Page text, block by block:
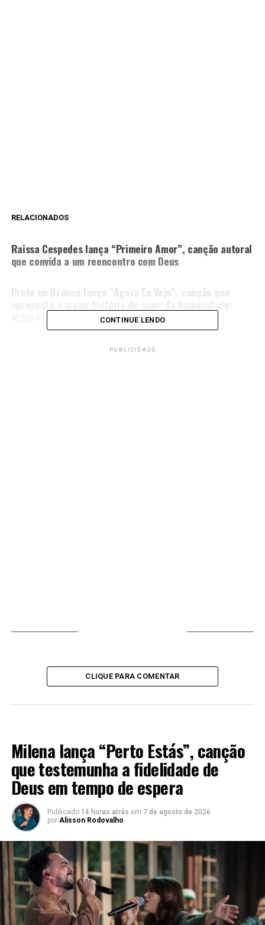
RELACIONADOS
Raissa Cespedes lança “Primeiro Amor”, canção autoral
que convida a um reencontro com Deus
Preto no Branco lança “Agora Eu Vejo”, canção que
Jesus Cristo
CONTINUE LENDO
PUBLICIDADE
CLIQUE PARA COMENTAR
Milena lança “Perto Estás”, canção
que testemunha a fidelidade de
Deus em tempo de espera
Publicado 14 horas atrás em 7 de agosto de 2026
por Alisson Rodovalho